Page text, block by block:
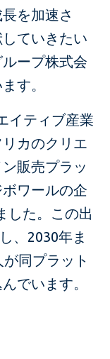
を加速さ
ていきたい
ープ株式会
す。
イティブ産業
カのクリエ
販売プラッ
ワールの企
した。この出
、2030年ま
同プラット
でいます。